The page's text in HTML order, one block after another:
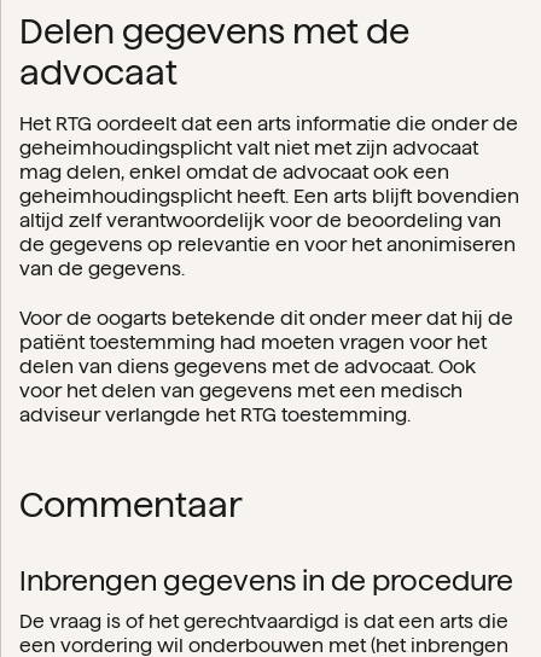
Delen gegevens met de
advocaat
Het RTG oordeelt dat een arts informatie die onder de
geheimhoudingsplicht valt niet met zijn advocaat
mag delen, enkel omdat de advocaat ook een
geheimhoudingsplicht heeft. Een arts blijft bovendien
altijd zelf verantwoordelijk voor de beoordeling van
de gegevens op relevantie en voor het anonimiseren
van de gegevens.
Voor de oogarts betekende dit onder meer dat hij de
patiënt toestemming had moeten vragen voor het
delen van diens gegevens met de advocaat. Ook
voor het delen van gegevens met een medisch
adviseur verlangde het RTG toestemming.
Commentaar
Inbrengen gegevens in de procedure
De vraag is of het gerechtvaardigd is dat een arts die
een vordering wil onderbouwen met (het inbrengen